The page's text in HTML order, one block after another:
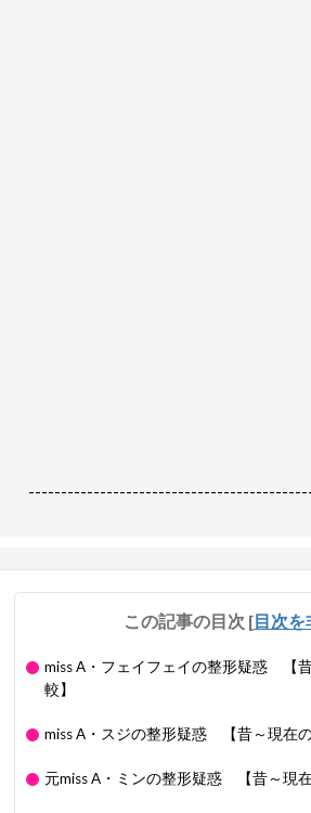
この記事の目次 [目次を
miss A・フェイフェイの整形疑惑 【
較】
miss A・スジの整形疑惑 【昔～現在の
元miss A・ミンの整形疑惑 【昔～現在